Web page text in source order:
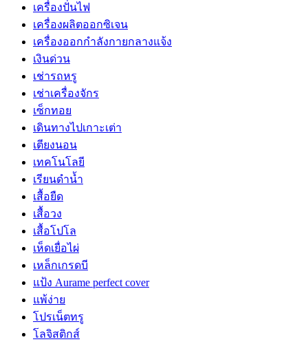
เครื่องปั่นไฟ
เครื่องผลิตออกซิเจน
เครื่องออกกำลังกายกลางแจ้ง
เงินด่วน
เช่ารถหรู
เช่าเครื่องจักร
เซ็กทอย
เดินทางไปเกาะเต่า
เตียงนอน
เทคโนโลยี
เรียนดำน้ำ
เสื้อยืด
เสื้อวง
เสื้อโปโล
เห็ดเยื่อไผ่
เหล็กเกรดบี
แป้ง Aurame perfect cover
แพ้ง่าย
โปรเน็ตทรู
โลจิสติกส์